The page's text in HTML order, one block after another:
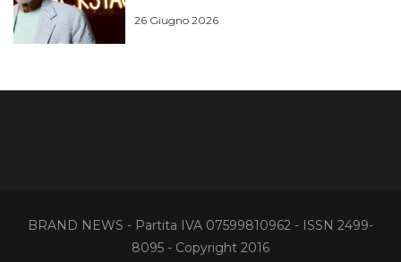
26 Giugno 2026
BRAND NEWS - Partita IVA 07599810962 - ISSN 2499-
8095 - Copyright 2016